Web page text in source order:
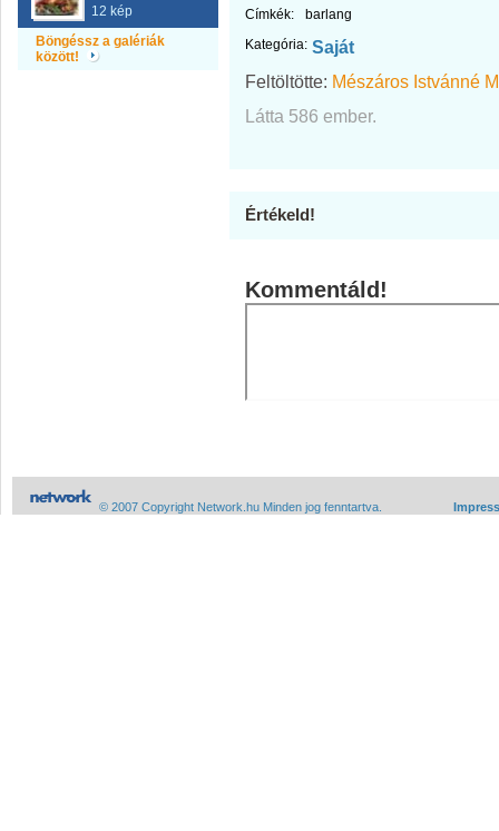
12 kép
Böngéssz a galériák
között!
Címkék:
barlang
Kategória: Saját
Feltöltötte: Mészáros Istvánné
Látta 586 ember.
Értékeld!
Kommentáld!
© 2007 Copyright Network.hu Minden jog fenntartva.